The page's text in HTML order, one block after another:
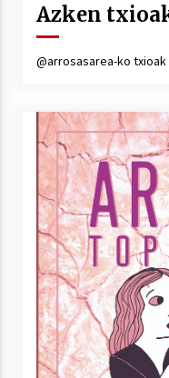
Azken
@arrosasarea-ko txioak